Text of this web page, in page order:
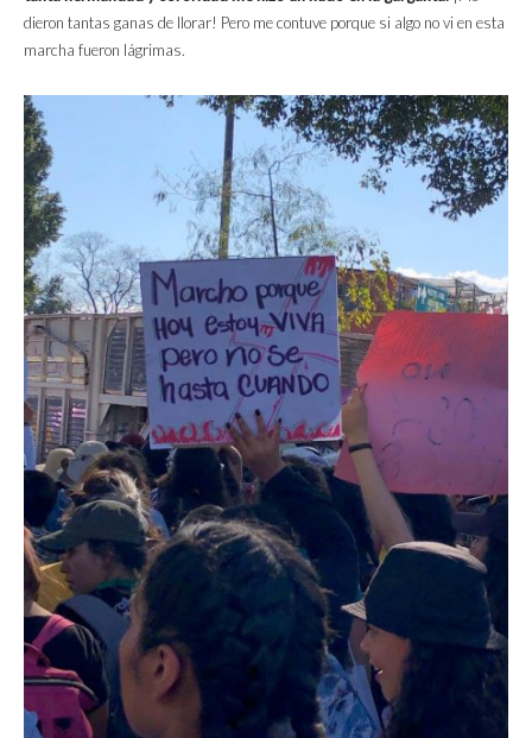
dieron tantas ganas de llorar! Pero me contuve porque si algo no vi en esta
marcha fueron lágrimas.